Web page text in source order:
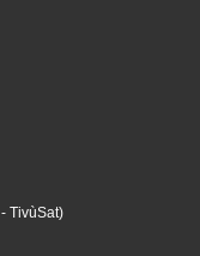
- TivùSat)